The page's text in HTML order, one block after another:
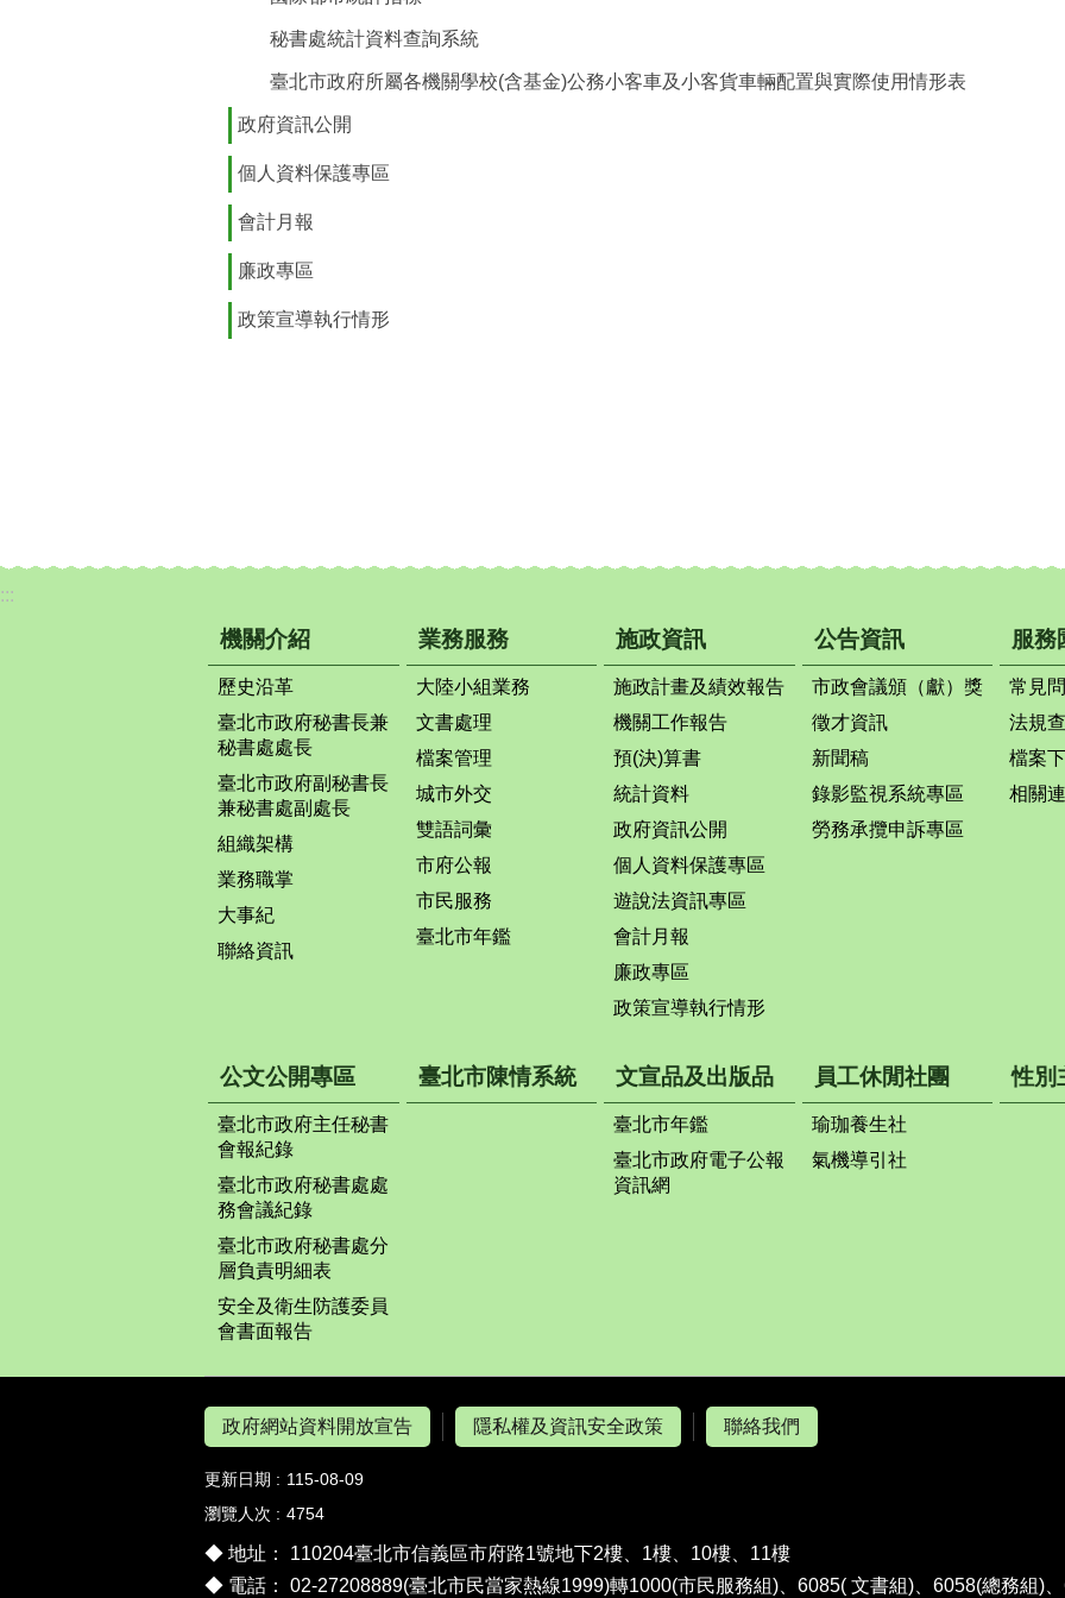
秘書處統計資料查詢系統
臺北市政府所屬各機關學校(含基金)公務小客車及小客貨車輛配置與實際使用情形表
政府資訊公開
個人資料保護專區
會計月報
廉政專區
政策宣導執行情形
:::
機關介紹
歷史沿革
臺北市政府秘書長兼
秘書處處長
臺北市政府副秘書長
兼秘書處副處長
組織架構
業務職掌
大事紀
聯絡資訊
業務服務
大陸小組業務
文書處理
檔案管理
城市外交
雙語詞彙
市府公報
市民服務
臺北市年鑑
施政資訊
施政計畫及績效報告
機關工作報告
預(決)算書
統計資料
政府資訊公開
個人資料保護專區
遊說法資訊專區
會計月報
廉政專區
政策宣導執行情形
公告資訊
市政會議頒（獻）獎
徵才資訊
新聞稿
錄影監視系統專區
勞務承攬申訴專區
服務
常見
法規
檔案
相關
公文公開專區
臺北市政府主任秘書
會報紀錄
臺北市政府秘書處處
務會議紀錄
臺北市政府秘書處分
層負責明細表
安全及衛生防護委員
會書面報告
臺北市陳情系統 文宣品及出版品
臺北市年鑑
臺北市政府電子公報
資訊網
員工休閒社團
瑜珈養生社
氣機導引社
性別
政府網站資料開放宣告 隱私權及資訊安全政策 聯絡我們
更新日期
115-08-09
瀏覽人次
4754
◆ 地址： 110204臺北市信義區市府路1號地下2樓、1樓、10樓、11樓
◆ 電話： 02-27208889(臺北市民當家熱線1999)轉1000(市民服務組)、6085( 文書組)、6058(總務組)